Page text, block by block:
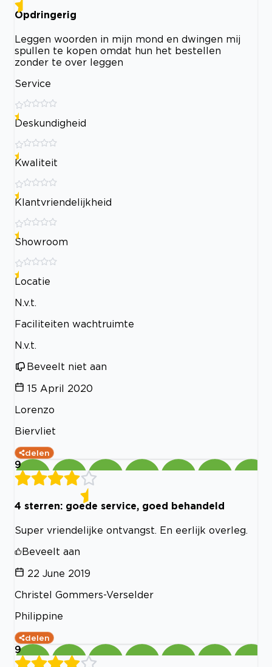
Opdringerig
Leggen woorden in mijn mond en dwingen mij
spullen te kopen omdat hun het bestellen
zonder te over leggen
Service
Deskundigheid
Kwaliteit
Klantvriendelijkheid
Showroom
Locatie
N.v.t.
Faciliteiten wachtruimte
N.v.t.
Beveelt niet aan
15 April 2020
Lorenzo
Biervliet
delen
9
4 sterren: goede service, goed behandeld
Super vriendelijke ontvangst. En eerlijk overleg.
Beveelt aan
22 June 2019
Christel Gommers-Verselder
Philippine
delen
9